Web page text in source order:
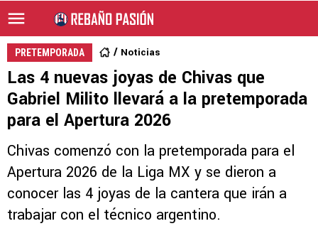
PRETEMPORADA Noticias
Las 4 nuevas joyas de Chivas que
Gabriel Milito llevará a la pretemporada
para el Apertura 2026
Chivas comenzó con la pretemporada para el
Apertura 2026 de la Liga MX y se dieron a
conocer las 4 joyas de la cantera que irán a
trabajar con el técnico argentino.